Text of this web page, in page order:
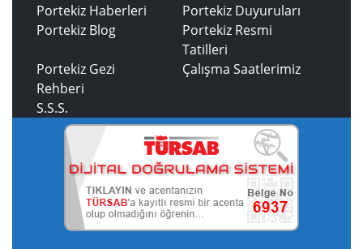
Portekiz Haberleri
Portekiz Duyuruları
Portekiz Blog
Portekiz Resmi
Tatilleri
Portekiz Gezi
Rehberi
Çalışma Saatlerimiz
S.S.S.